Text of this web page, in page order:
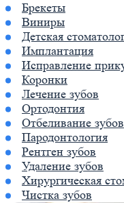
Брекеты
Виниры
Детская
Имплантация
Исправление
Коронки
Лечение зубов
Ортодонтия
Отбеливание зубов
Пародонтология
Рентген зубов
Удаление зубов
Хирургическая
Чистка зубов